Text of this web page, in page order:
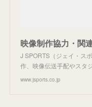
映像制作協力・関
J SPORTS（ジェイ・ス
作、映像伝送手配やスタ
www.jsports.co.jp